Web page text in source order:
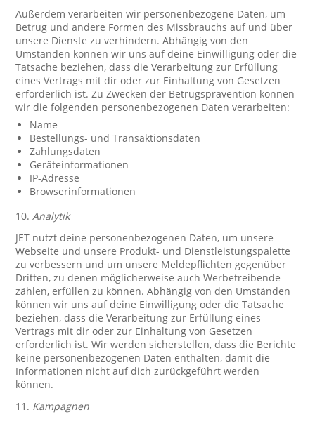
Außerdem verarbeiten wir personenbezogene Daten, um
Betrug und andere Formen des Missbrauchs auf und über
unsere Dienste zu verhindern. Abhängig von den
Umständen können wir uns auf deine Einwilligung oder die
Tatsache beziehen, dass die Verarbeitung zur Erfüllung
eines Vertrags mit dir oder zur Einhaltung von Gesetzen
erforderlich ist. Zu Zwecken der Betrugsprävention können
wir die folgenden personenbezogenen Daten verarbeiten:
Name
Bestellungs- und Transaktionsdaten
Zahlungsdaten
Geräteinformationen
IP-Adresse
Browserinformationen
10.Analytik
JET nutzt deine personenbezogenen Daten, um unsere
Webseite und unsere Produkt- und Dienstleistungspalette
zu verbessern und um unsere Meldepflichten gegenüber
Dritten, zu denen möglicherweise auch Werbetreibende
zählen, erfüllen zu können. Abhängig von den Umständen
können wir uns auf deine Einwilligung oder die Tatsache
beziehen, dass die Verarbeitung zur Erfüllung eines
Vertrags mit dir oder zur Einhaltung von Gesetzen
erforderlich ist. Wir werden sicherstellen, dass die Berichte
keine personenbezogenen Daten enthalten, damit die
Informationen nicht auf dich zurückgeführt werden
können.
11. Kampagnen